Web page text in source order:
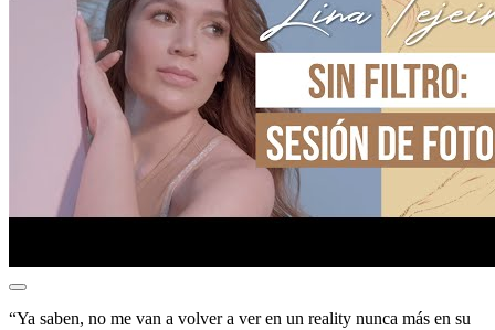
“Ya saben, no me van a volver a ver en un reality nunca más en su